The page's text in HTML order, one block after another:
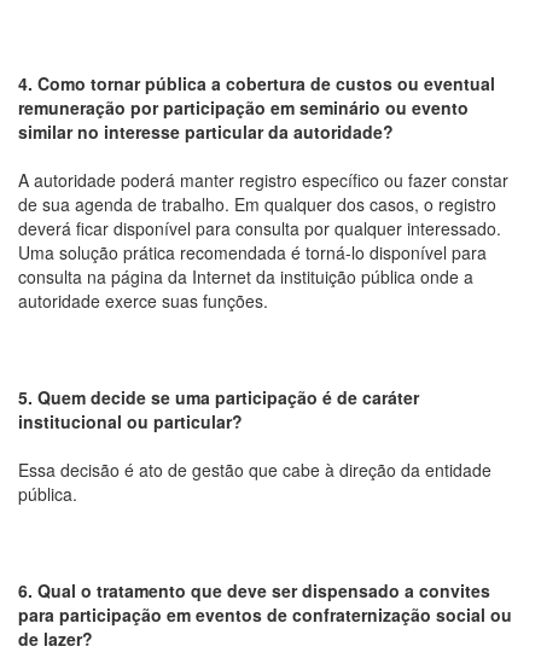
4. Como tornar pública a cobertura de custos ou eventual
remuneração por participação em seminário ou evento
similar no interesse particular da autoridade?
A autoridade poderá manter registro específico ou fazer constar
de sua agenda de trabalho. Em qualquer dos casos, o registro
deverá ficar disponível para consulta por qualquer interessado.
Uma solução prática recomendada é torná-lo disponível para
consulta na página da Internet da instituição pública onde a
autoridade exerce suas funções.
5. Quem decide se uma participação é de caráter
institucional ou particular?
Essa decisão é ato de gestão que cabe à direção da entidade
pública.
6. Qual o tratamento que deve ser dispensado a convites
para participação em eventos de confraternização social ou
de lazer?